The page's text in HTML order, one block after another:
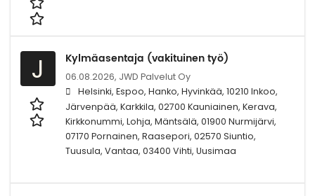
J Kylmäasentaja (vakituinen työ)
06.08.2026, JWD Palvelut Oy
Helsinki, Espoo, Hanko, Hyvinkää, 10210 Inkoo,
Järvenpää, Karkkila, 02700 Kauniainen, Kerava,
Kirkkonummi, Lohja, Mäntsälä, 01900 Nurmijärvi,
07170 Pornainen, Raasepori, 02570 Siuntio,
Tuusula, Vantaa, 03400 Vihti, Uusimaa